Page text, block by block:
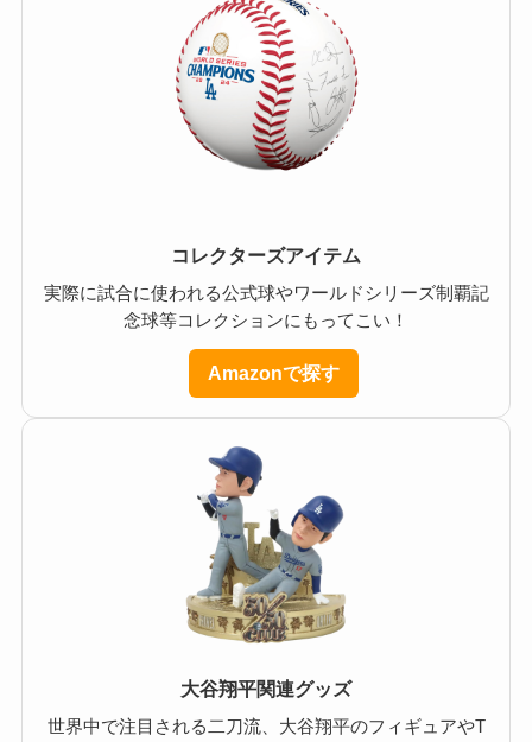
コレクターズアイテム
実際に試合に使われる公式球やワールドシリーズ制覇記
念球等コレクションにもってこい！
Amazonで探す
大谷翔平関連グッズ
世界中で注目される二刀流、大谷翔平のフィギュアやT